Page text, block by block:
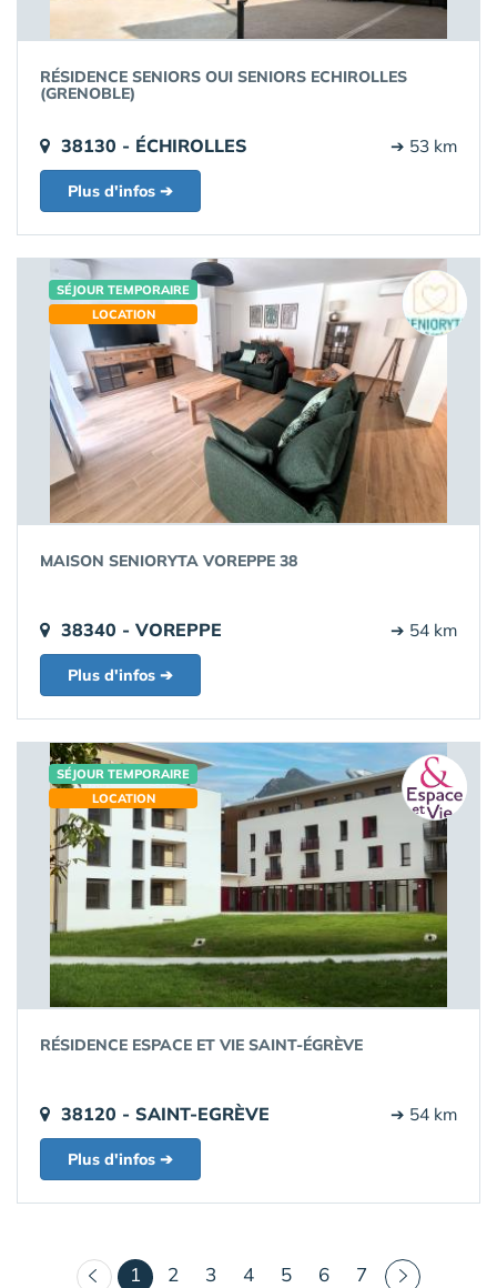
RÉSIDENCE SENIORS OUI SENIORS ECHIROLLES
(GRENOBLE)
38130 - ÉCHIROLLES ➔ 53 km
Plus d'infos ➔
SÉJOUR TEMPORAIRE
LOCATION
MAISON SENIORYTA VOREPPE 38
38340 - VOREPPE ➔ 54 km
Plus d'infos ➔
SÉJOUR TEMPORAIRE
LOCATION
RÉSIDENCE ESPACE ET VIE SAINT-ÉGRÈVE
38120 - SAINT-EGRÈVE ➔ 54 km
Plus d'infos ➔
1 (courant)
2 3 4 5 6 7